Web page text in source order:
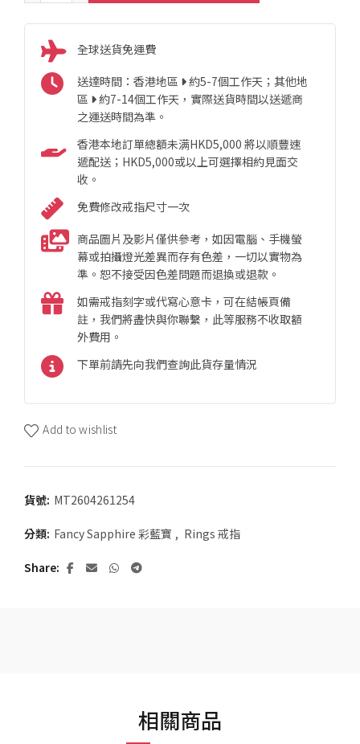
全球送貨免運費
送達時間：香港地區
約5-7個工作天；其他地
區
約7-14個工作天，實際送貨時間以送遞商
之運送時間為準。
香港本地訂單總額未满HKD5,000 將以順豐速
遞配送；HKD5,000或以上可選擇相約見面交
收。
免費修改戒指尺寸一次
商品圖片及影片僅供參考，如因電腦、手機螢
幕或拍攝燈光差異而存有色差，一切以實物為
準。恕不接受因色差問題而退換或退款。
如需戒指刻字或代寫心意卡，可在結帳頁備
註，我們將盡快與你聯繫，此等服務不收取額
外費用。
下單前請先向我們查詢此貨存量情況
Add to wishlist
貨號: MT2604261254
分類: Fancy Sapphire 彩藍寶 , Rings 戒指
Share
相關商品